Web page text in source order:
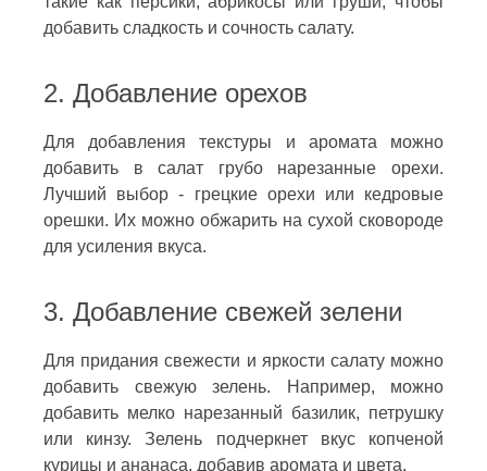
добавить сладкость и сочность салату.
2. Добавление орехов
Для добавления текстуры и аромата можно
добавить в салат грубо нарезанные орехи.
Лучший выбор - грецкие орехи или кедровые
орешки. Их можно обжарить на сухой сковороде
для усиления вкуса.
3. Добавление свежей зелени
Для придания свежести и яркости салату можно
добавить свежую зелень. Например, можно
добавить мелко нарезанный базилик, петрушку
или кинзу. Зелень подчеркнет вкус копченой
курицы и ананаса, добавив аромата и цвета.